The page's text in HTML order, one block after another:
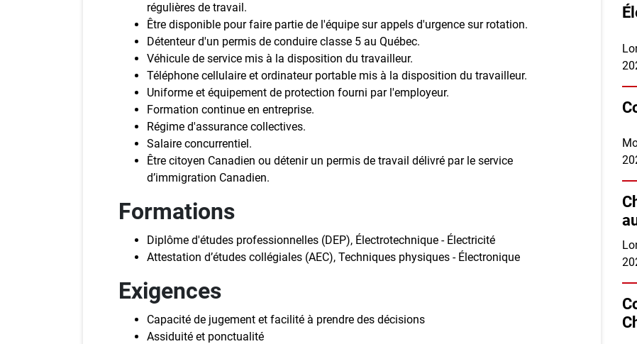
régulières de travail.
Être disponible pour faire partie de l'équipe sur appels d'urgence sur rotation.
Détenteur d'un permis de conduire classe 5 au Québec.
Véhicule de service mis à la disposition du travailleur.
Téléphone cellulaire et ordinateur portable mis à la disposition du travailleur.
Uniforme et équipement de protection fourni par l'employeur.
Formation continue en entreprise.
Régime d'assurance collectives.
Salaire concurrentiel.
Être citoyen Canadien ou détenir un permis de travail délivré par le service
d’immigration Canadien.
Formations
Diplôme d'études professionnelles (DEP), Électrotechnique - Électricité
Attestation d’études collégiales (AEC), Techniques physiques - Électronique
Exigences
Capacité de jugement et facilité à prendre des décisions
Assiduité et ponctualité